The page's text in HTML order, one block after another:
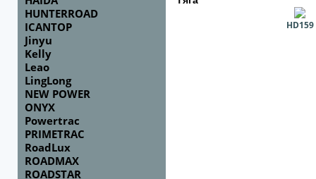
HUNTERROAD
ICANTOP
Jinyu
Kelly
Leao
LingLong
NEW POWER
ONYX
Powertrac
PRIMETRAC
RoadLux
ROADMAX
ROADSTAR
HD159